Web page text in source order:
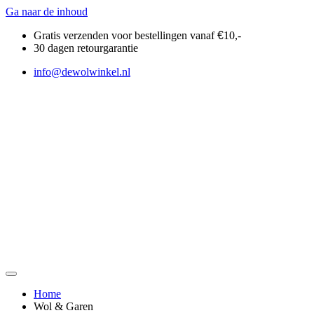
Ga naar de inhoud
Gratis verzenden voor bestellingen vanaf€10,-
30 dagen retourgarantie
info@dewolwinkel.nl
Home
Wol & Garen